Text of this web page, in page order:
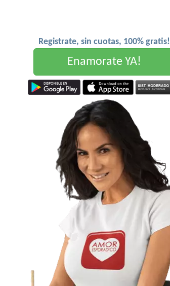
Registrate, sin cuotas, 100% gratis!
Enamorate YA!